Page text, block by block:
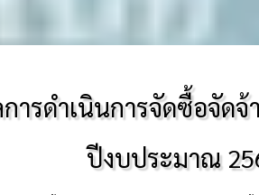
ารดำเนินการจัดซื้อจัด
ปีงบประมาณ